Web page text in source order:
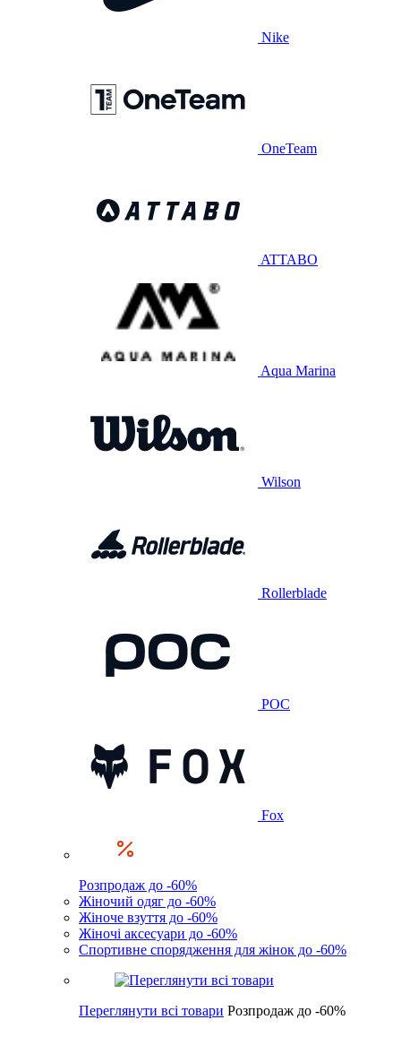
Nike
OneTeam
ATTABO
Aqua Marina
Wilson
Rollerblade
POC
Fox
Розпродаж до -60%
Жіночий одяг до -60%
Жіноче взуття до -60%
Жіночі аксесуари до -60%
Спортивне спорядження для жінок до -60%
Переглянути всі товари Розпродаж до -60%